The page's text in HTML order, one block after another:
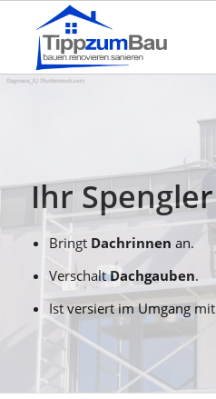
Ihr Spengler
Bringt Dachrinnen an.
VerschaltDachgauben.
Ist versiert im Umgang mit